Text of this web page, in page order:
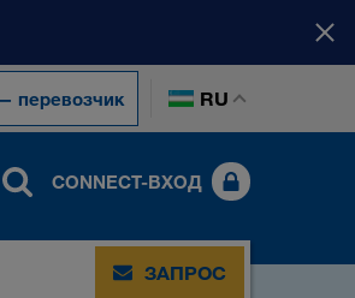
перевозчик RU
CONNECT-ВХОД
ЗАПРОС